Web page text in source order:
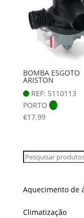
BOMBA ESGOTO
ARISTON
REF: 5110113
PORTO
€17.99
Aquecimento de
Climatização